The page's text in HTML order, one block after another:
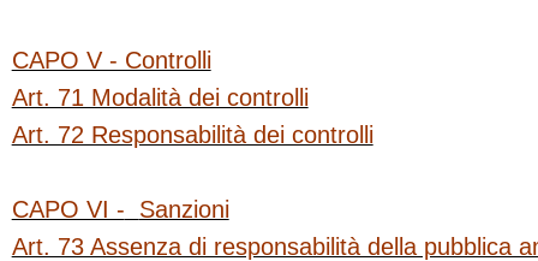
CAPO V - Controlli
Art. 71 Modalità dei controlli
Art. 72 Responsabilità dei controlli
CAPO VI -
Sanzioni
Art. 73 Assenza di responsabilità della pubblica